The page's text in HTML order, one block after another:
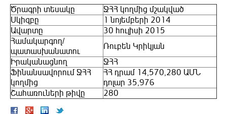
Ծրագրի տեսակը
ՋՀՀ կողմից մշակված
Սկիզբը
1 նոյեմբերի 2014
Ավարտը
30 հուլիսի 2015
Համակարգող/
պատասխանատու
Ռուբեն Կրիկյան
Իրականացնող
ՋՀՀ
Ֆինանսավորում ՋՀՀ
կողմից
ՀՀ դրամ 14,570,280 ԱՄՆ
դոլար 35,976
Շահառուների թիվը
280